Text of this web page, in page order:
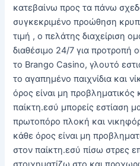
κατεβαίνω προς τα πάνω
συγκεκριμένο προώθηση
τιμή , ο πελάτης διαχείριση
διαθέσιμο 24/7 για προτροπή
το Brango Casino, γλουτό
το αγαπημένο παιχνίδια και
όρος είναι μη προβληματικός
παίκτη.εσύ μπορείς εστίαση
πρωτοπόρο πλοκή και
κάθε όρος είναι μη
στον παίκτη.εσύ πίσω στρες